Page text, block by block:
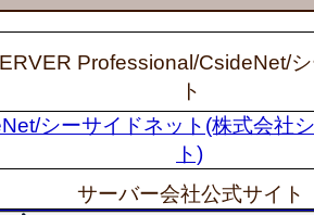
Professional /CsideNet/
ト
シーサイドネット(株式会社
ト)
サーバー会社公式サイト